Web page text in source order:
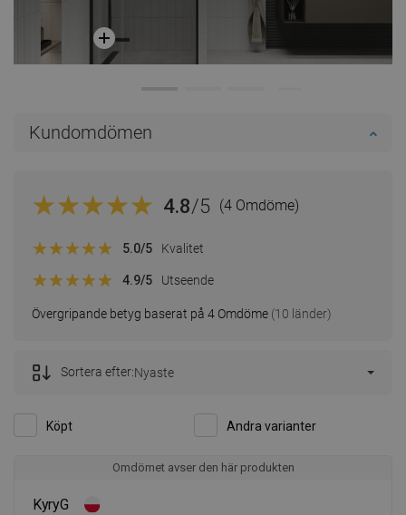
Kundomdömen
4.8/5 (4 Omdöme)
Övergripande betyg baserat på 4 Omdöme (10 länder)
5.0/5 Kvalitet
4.9/5 Utseende
Köpt Andra varianter
Sortera efter:Nyaste
Omdömet avser den här produkten
KyryG